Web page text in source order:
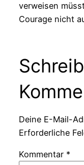
verweisen
Courage nicht
Deine E-Mail-
Erforderliche
Kommentar *